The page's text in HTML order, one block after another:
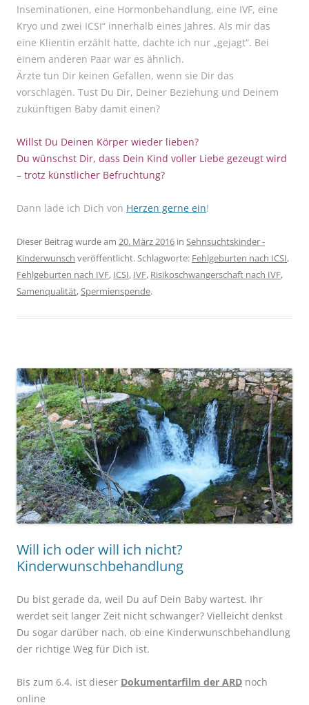
Inseminationen, eine Hormonbehandlung, eine IVF, eine
Kryo und zwei ICSI“ innerhalb eines Jahres. Als mir das
eine Klientin erzählt hatte, dachte ich nur „gejagt“. Bei
einem anderen Paar war es ähnlich.
Ärzte tun Dir keinen Gefallen, wenn sie Dir das
vorschlagen. Tust Du Dir, Deiner Beziehung und Deinem
zukünftigen Baby damit einen?
Willst Du Deinen Körper wieder lieben?
Du wünschst Dir, dass Dein Kind voller Liebe gezeugt wird
– trotz künstlicher Befruchtung?
Dann lade ich Dich von Herzen gerne ein!
Dieser Beitrag wurde am 20. März 2016 in Sehnsuchtskinder -
Kinderwunsch veröffentlicht. Schlagworte: Fehlgeburten nach ICSI,
Fehlgeburten nach IVF, ICSI, IVF, Risikoschwangerschaft nach IVF,
Samenqualität,Spermienspende.
Will ich oder will ich nicht?
Kinderwunschbehandlung
Du bist gerade da, weil Du auf Dein Baby wartest. Ihr
werdet seit langer Zeit nicht schwanger? Vielleicht denkst
Du sogar darüber nach, ob eine Kinderwunschbehandlung
der richtige Weg für Dich ist.
Bis zum 6.4. ist dieser Dokumentarfilm der ARD noch
online